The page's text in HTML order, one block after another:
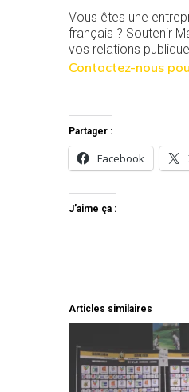
Vous êtes une
français ? Soutenir
vos relations
Contactez-nous
Partager :
Facebook
J’aime ça :
Articles similaires